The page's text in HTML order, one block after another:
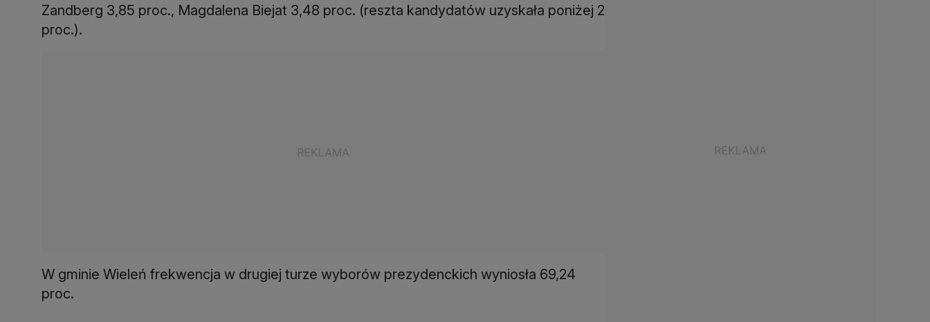
Zandberg 3,85 proc., Magdalena Biejat 3,48 proc. (reszta kandydatów uzyskała poniżej 2
proc.).
W gminie Wieleń frekwencja w drugiej turze wyborów prezydenckich wyniosła 69,24
proc.